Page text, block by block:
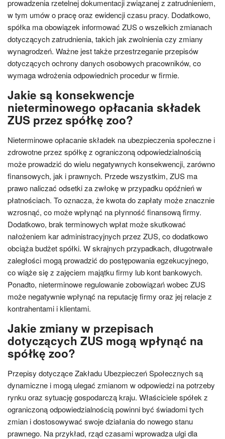
prowadzenia rzetelnej dokumentacji związanej z zatrudnieniem,
w tym umów o pracę oraz ewidencji czasu pracy. Dodatkowo,
spółka ma obowiązek informować ZUS o wszelkich zmianach
dotyczących zatrudnienia, takich jak zwolnienia czy zmiany
wynagrodzeń. Ważne jest także przestrzeganie przepisów
dotyczących ochrony danych osobowych pracowników, co
wymaga wdrożenia odpowiednich procedur w firmie.
Jakie są konsekwencje
nieterminowego opłacania składek
ZUS przez spółkę zoo?
Nieterminowe opłacanie składek na ubezpieczenia społeczne i
zdrowotne przez spółkę z ograniczoną odpowiedzialnością
może prowadzić do wielu negatywnych konsekwencji, zarówno
finansowych, jak i prawnych. Przede wszystkim, ZUS ma
prawo naliczać odsetki za zwłokę w przypadku opóźnień w
płatnościach. To oznacza, że kwota do zapłaty może znacznie
wzrosnąć, co może wpłynąć na płynność finansową firmy.
Dodatkowo, brak terminowych wpłat może skutkować
nałożeniem kar administracyjnych przez ZUS, co dodatkowo
obciąża budżet spółki. W skrajnych przypadkach, długotrwałe
zaległości mogą prowadzić do postępowania egzekucyjnego,
co wiąże się z zajęciem majątku firmy lub kont bankowych.
Ponadto, nieterminowe regulowanie zobowiązań wobec ZUS
może negatywnie wpłynąć na reputację firmy oraz jej relacje z
kontrahentami i klientami.
Jakie zmiany w przepisach
dotyczących ZUS mogą wpłynąć na
spółkę zoo?
Przepisy dotyczące Zakładu Ubezpieczeń Społecznych są
dynamiczne i mogą ulegać zmianom w odpowiedzi na potrzeby
rynku oraz sytuację gospodarczą kraju. Właściciele spółek z
ograniczoną odpowiedzialnością powinni być świadomi tych
zmian i dostosowywać swoje działania do nowego stanu
prawnego. Na przykład, rząd czasami wprowadza ulgi dla